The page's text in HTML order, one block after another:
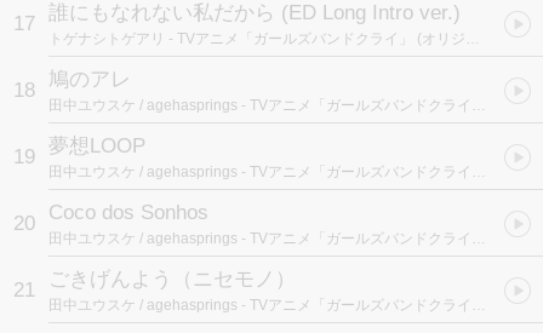
17 誰にもなれない私だから (ED Long Intro ver.)
トゲナシトゲアリ - TVアニメ「ガールズバンドクライ」 (オリジナルサウンドトラック)
18 鳩のアレ
田中ユウスケ / agehasprings - TVアニメ「ガールズバンドクライ」 (オリジナルサウンドトラック)
19 夢想LOOP
田中ユウスケ / agehasprings - TVアニメ「ガールズバンドクライ」 (オリジナルサウンドトラック)
20 Coco dos Sonhos
田中ユウスケ / agehasprings - TVアニメ「ガールズバンドクライ」 (オリジナルサウンドトラック)
21 ごきげんよう（ニセモノ）
田中ユウスケ / agehasprings - TVアニメ「ガールズバンドクライ」 (オリジナルサウンドトラック)